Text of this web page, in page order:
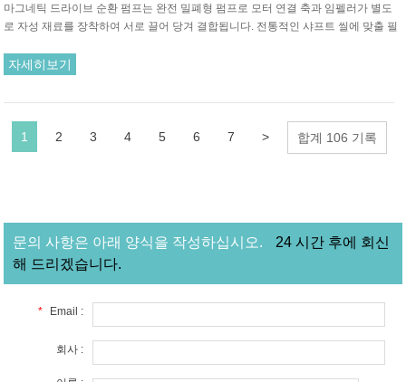
마그네틱 드라이브 순환 펌프는 완전 밀폐형 펌프로 모터 연결 축과 임펠러가 별도
로 자성 재료를 장착하여 서로 끌어 당겨 결합됩니다. 전통적인 샤프트 씰에 맞출 필
임펠러를 구동합니다.
자세히보기
1 2 3 4 5 6 7 > 합계 106 기록
문의 사항은 아래 양식을 작성하십시오.
24 시간 후에 회신
해 드리겠습니다.
* Email :
회사 :